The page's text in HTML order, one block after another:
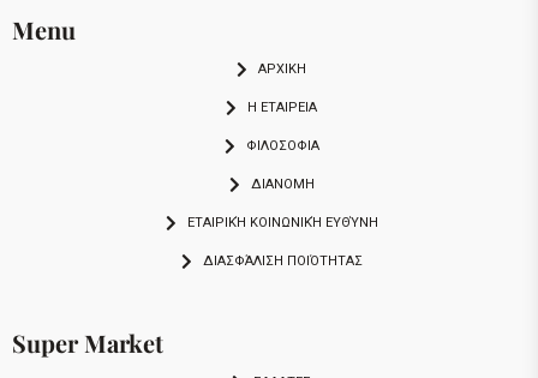
Menu
ΑΡΧΙΚΗ
Η ΕΤΑΙΡΕΙΑ
ΦΙΛΟΣΟΦΙΑ
ΔΙΑΝΟΜΗ
ΕΤΑΙΡΙΚΉ ΚΟΙΝΩΝΙΚΉ ΕΥΘΎΝΗ
ΔΙΑΣΦΆΛΙΣΗ ΠΟΙΌΤΗΤΑΣ
Super Market